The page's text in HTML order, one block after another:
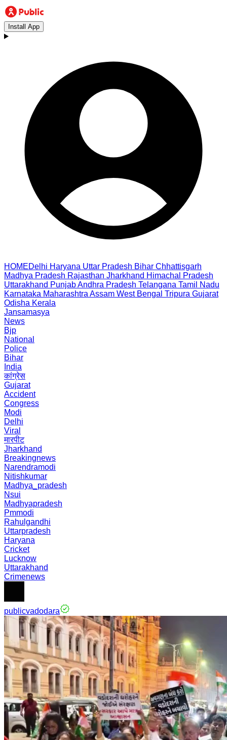
Install App
HOMEDelhi Haryana Uttar Pradesh Bihar Chhattisgarh
Madhya Pradesh Rajasthan Jharkhand Himachal Pradesh
Uttarakhand PunjabAndhra Pradesh Telangana Tamil Nadu
Karnataka Maharashtra Assam West Bengal Tripura Gujarat
Odisha Kerala
Jansamasya
News
Bjp
National
Police
Bihar
India
कांग्रेस
Gujarat
Accident
Congress
Modi
Delhi
Viral
मारपीट
Jharkhand
Breakingnews
Narendramodi
Nitishkumar
Madhya_pradesh
Nsui
Madhyapradesh
Pmmodi
Rahulgandhi
Uttarpradesh
Haryana
Cricket
Lucknow
Uttarakhand
Crimenews
publicvadodara